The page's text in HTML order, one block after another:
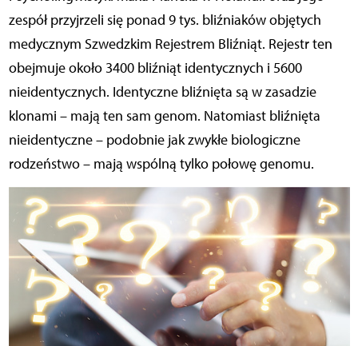
zespół przyjrzeli się ponad 9 tys. bliźniaków objętych
medycznym Szwedzkim Rejestrem Bliźniąt. Rejestr ten
obejmuje około 3400 bliźniąt identycznych i 5600
nieidentycznych. Identyczne bliźnięta są w zasadzie
klonami – mają ten sam genom. Natomiast bliźnięta
nieidentyczne – podobnie jak zwykłe biologiczne
rodzeństwo – mają wspólną tylko połowę genomu.